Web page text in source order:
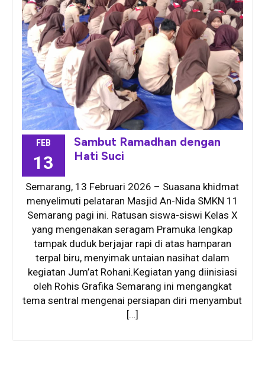
FEB
13
Sambut Ramadhan dengan
Hati Suci
Semarang, 13 Februari 2026 – Suasana khidmat
menyelimuti pelataran Masjid An-Nida SMKN 11
Semarang pagi ini. Ratusan siswa-siswi Kelas X
yang mengenakan seragam Pramuka lengkap
tampak duduk berjajar rapi di atas hamparan
terpal biru, menyimak untaian nasihat dalam
kegiatan Jum’at Rohani.Kegiatan yang diinisiasi
oleh Rohis Grafika Semarang ini mengangkat
tema sentral mengenai persiapan diri menyambut
[…]